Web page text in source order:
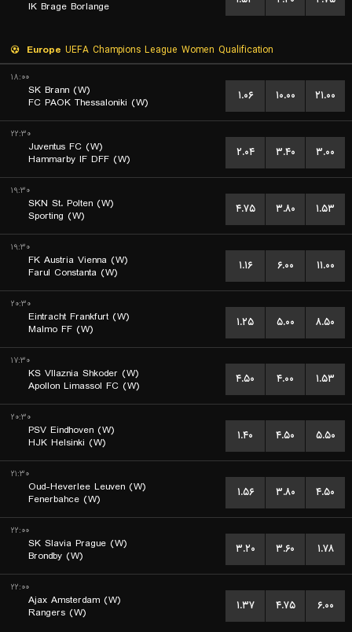
IK Brage Borlange
Europe UEFA Champions League Women Qualification
۱۸:۰۰
SK Brann (W)
FC PAOK Thessaloniki (W)
۱.۰۶ ۱۰.۰۰ ۲۱.۰۰
۲۲:۳۰
Juventus FC (W)
Hammarby IF DFF (W)
۲.۰۴ ۳.۴۰ ۳.۰۰
۱۹:۳۰
SKN St. Polten (W)
Sporting (W)
۴.۷۵ ۳.۸۰ ۱.۵۳
۱۹:۳۰
FK Austria Vienna (W)
Farul Constanta (W)
۱.۱۶ ۶.۰۰ ۱۱.۰۰
۲۰:۳۰
Eintracht Frankfurt (W)
Malmo FF (W)
۱.۲۵ ۵.۰۰ ۸.۵۰
۱۷:۳۰
KS Vllaznia Shkoder (W)
Apollon Limassol FC (W)
۴.۵۰ ۴.۰۰ ۱.۵۳
۲۰:۳۰
PSV Eindhoven (W)
HJK Helsinki (W)
۱.۴۰ ۴.۵۰ ۵.۵۰
۲۱:۳۰
Oud-Heverlee Leuven (W)
Fenerbahce (W)
۱.۵۶ ۳.۸۰ ۴.۵۰
۲۲:۰۰
SK Slavia Prague (W)
Brondby (W)
۳.۲۰ ۳.۶۰ ۱.۷۸
۲۲:۰۰
Ajax Amsterdam (W)
Rangers (W)
۱.۳۷ ۴.۷۵ ۶.۰۰